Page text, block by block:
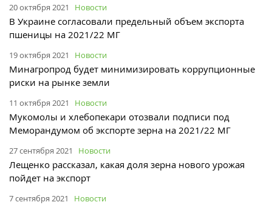
20 октября 2021 Новости
В Украине согласовали предельный объем экспорта
пшеницы на 2021/22 МГ
19 октября 2021 Новости
Минагропрод будет минимизировать коррупционные
риски на рынке земли
11 октября 2021 Новости
Мукомолы и хлебопекари отозвали подписи под
Меморандумом об экспорте зерна на 2021/22 МГ
27 сентября 2021 Новости
Лещенко рассказал, какая доля зерна нового урожая
пойдет на экспорт
7 сентября 2021 Новости